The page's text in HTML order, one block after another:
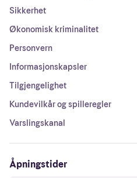
Sikkerhet
Økonomisk kriminalitet
Personvern
Informasjonskapsler
Tilgjengelighet
Kundevilkår og spilleregler
Varslingskanal
Åpningstider